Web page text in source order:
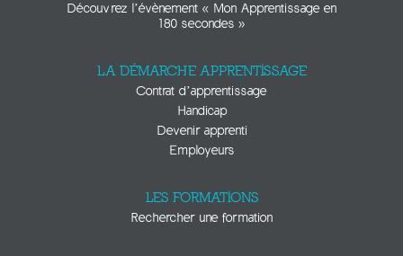
Découvrez l’évènement « Mon Apprentissage en
180 secondes »
LA DÉMARCHE APPRENTISSAGE
Contrat d’apprentissage
Handicap
Devenir apprenti
Employeurs
LES FORMATIONS
Rechercher une formation